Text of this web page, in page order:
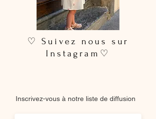
♡ Suivez nous sur
Instagram♡
Inscrivez-vous à notre liste de diffusion